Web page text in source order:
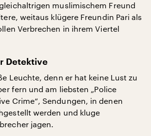
muslimischem Freund
weitaus klügere Freundin Pari als
Verbrechen in ihrem Viertel
Detektive
Leuchte, denn er hat keine Lust zu
fern und am liebsten „Police
Crime“, Sendungen, in denen
werden und kluge
jagen.